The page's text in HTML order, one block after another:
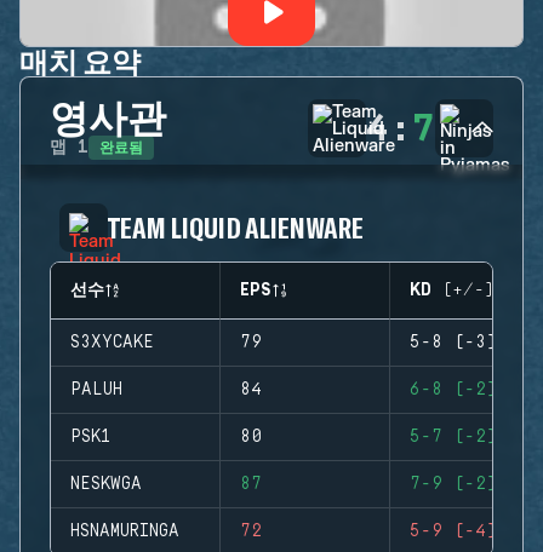
매치 요약
영사관
맵 1 완료됨 4 : 7
TEAM LIQUID ALIENWARE
선수 EPS KD (+/-)
S3XYCAKE 79 5-8 (-3)
PALUH 84 6-8 (-2)
PSK1 80 5-7 (-2)
NESKWGA 87 7-9 (-2)
HSNAMURINGA 72 5-9 (-4)